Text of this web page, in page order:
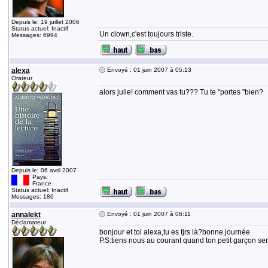
Depuis le: 19 juillet 2006
Status actuel: Inactif
Messages: 6994
Un clown,c'est toujours triste.
alexa
Orateur
Depuis le: 06 avril 2007
Pays:
France
Status actuel: Inactif
Messages: 186
Envoyé : 01 juin 2007 à 05:13
alors julie! comment vas tu??? Tu te "portes "bien?
annalekt
Déclamateur
Envoyé : 01 juin 2007 à 06:11
bonjour et toi alexa,tu es tjrs là?bonne journée
P.S:tiens nous au courant quand ton petit garçon